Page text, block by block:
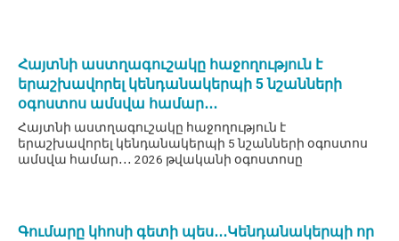
Հայտնի աստղագուշակը հաջողություն է
երաշխավորել կենդանակերպի 5 նշանների
օգոստոս ամսվա համար․․․
Հայտնի աստղագուշակը հաջողություն է
երաշխավորել կենդանակերպի 5 նշանների օգոստոս
ամսվա համար․․․ 2026 թվականի օգոստոսը
Գումարը կհոսի գետի պես․․․Կենդանակերպի որ